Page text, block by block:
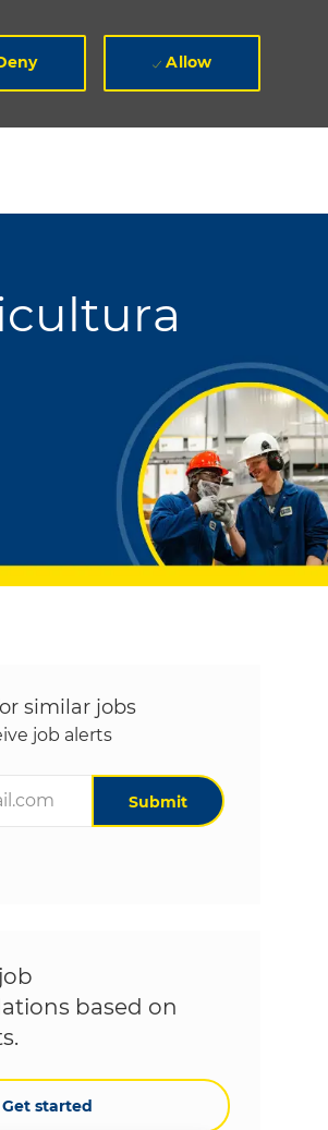
Allow
similar jobs
job alerts
Submit
based on
Get started